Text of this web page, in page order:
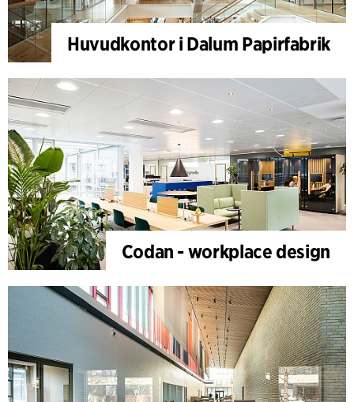
Huvudkontor i Dalum Papirfabrik
Codan - workplace design